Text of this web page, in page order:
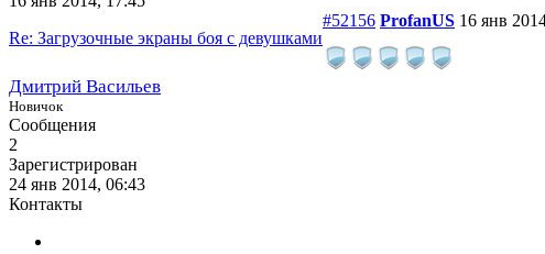
Re: Загрузочные экраны боя с девушками
#52156 ProfanUS 16 янв
Дмитрий Васильев
Новичок
Сообщения
2
Зарегистрирован
24 янв 2014, 06:43
Контакты